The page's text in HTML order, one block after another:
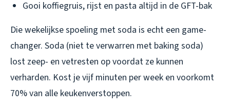
Gooi koffiegruis, rijst en pasta altijd in de GFT-bak
Die wekelijkse spoeling met soda is echt een game-
changer. Soda (niet te verwarren met baking soda)
lost zeep- en vetresten op voordat ze kunnen
verharden. Kost je vijf minuten per week en voorkomt
70% van alle keukenverstoppen.